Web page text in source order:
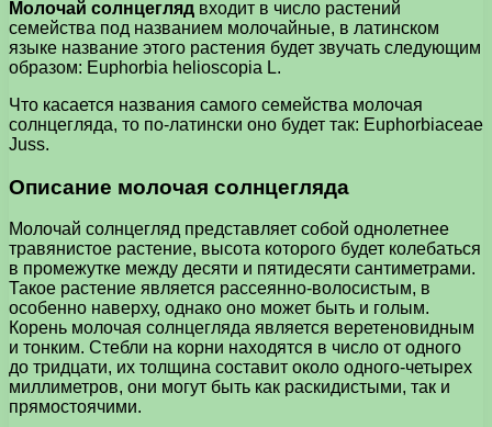
Молочай солнцегляд входит в число растений
семейства под названием молочайные, в латинском
языке название этого растения будет звучать следующим
образом: Euphorbia helioscopia L.
Что касается названия самого семейства молочая
солнцегляда, то по-латински оно будет так: Euphorbiaceae
Juss.
Описание молочая солнцегляда
Молочай солнцегляд представляет собой однолетнее
травянистое растение, высота которого будет колебаться
в промежутке между десяти и пятидесяти сантиметрами.
Такое растение является рассеянно-волосистым, в
особенно наверху, однако оно может быть и голым.
Корень молочая солнцегляда является веретеновидным
и тонким. Стебли на корни находятся в число от одного
до тридцати, их толщина составит около одного-четырех
миллиметров, они могут быть как раскидистыми, так и
прямостоячими.